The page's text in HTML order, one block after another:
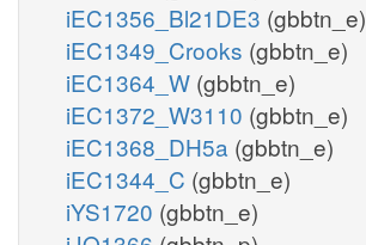
iEC1356_Bl21DE3 (gbbtn_e)
iEC1349_Crooks (gbbtn_e)
iEC1364_W (gbbtn_e)
iEC1372_W3110 (gbbtn_e)
iEC1368_DH5a (gbbtn_e)
iEC1344_C (gbbtn_e)
iYS1720 (gbbtn_e)